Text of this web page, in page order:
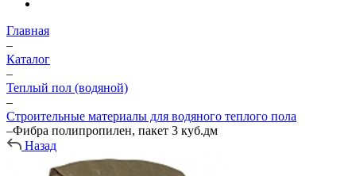
Главная
–
Каталог
–
Теплый пол (водяной)
–
Строительные материалы для водяного теплого пола
–Фибра полипропилен, пакет 3 куб.дм
Назад